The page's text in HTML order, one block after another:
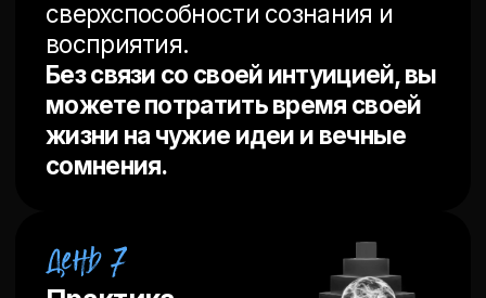
Поэтому добавил бонусы,
которыеускоряют
результат в 10 раз
СОЗНАНИЯ»